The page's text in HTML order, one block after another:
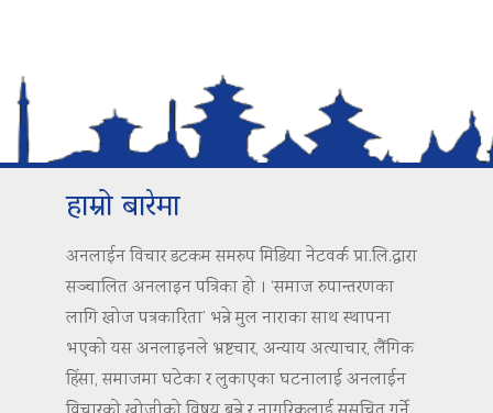
हाम्रो बारेमा
अनलाईन विचार डटकम समरुप मिडिया नेटवर्क प्रा.लि.द्वारा
सञ्चालित अनलाइन पत्रिका हो । ‘समाज रुपान्तरणका
लागि खोज पत्रकारिता’ भन्ने मुल नाराका साथ स्थापना
भएको यस अनलाइनले भ्रष्टचार, अन्याय अत्याचार, लैंगिक
हिंसा, समाजमा घटेका र लुकाएका घटनालाई अनलाईन